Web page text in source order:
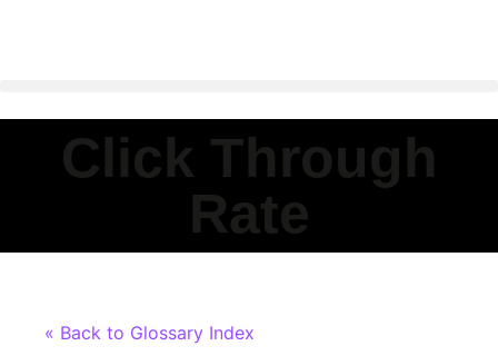
Click Through
Rate
« Back to Glossary Index